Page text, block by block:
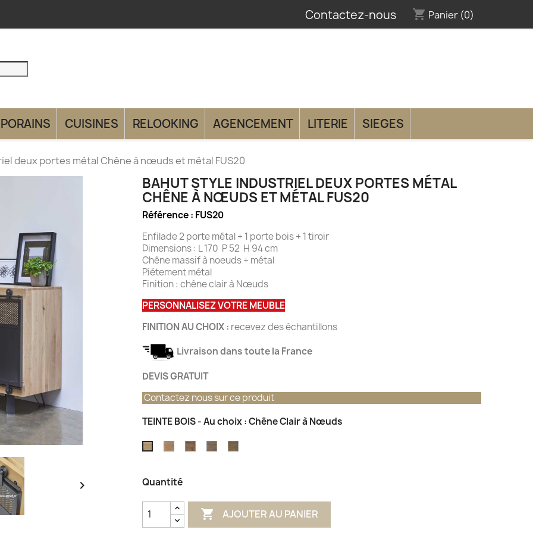
Contactez-nous shopping_cart Panier (0)
CUISINES RELOOKING AGENCEMENT LITERIE SIEGES
deux portes métal Chêne à nœuds et métal FUS20

BAHUT STYLE INDUSTRIEL DEUX PORTES MÉTAL
CHÊNE À NŒUDS ET MÉTAL FUS20
Référence : FUS20
Enfilade 2 porte métal + 1 porte bois + 1 tiroir
Dimensions : L 170 P 52 H 94 cm
Chêne massif à noeuds + métal
Piétement métal
Finition : chêne clair à Nœuds
PERSONNALISEZ VOTRE MEUBLE
FINITION AU CHOIX : recevez des échantillons
Livraison dans toute la France
DEVIS GRATUIT
Contactez nous sur ce produit
TEINTE BOIS - Au choix : Chêne Clair à Nœuds
Chêne
Nœuds
Naturel Brûlé
Quantité
 AJOUTER AU PANIER